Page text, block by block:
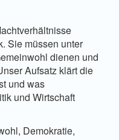
Sie müssen unter
dienen und
Aufsatz klärt die
und was
und Wirtschaft
Demokratie,